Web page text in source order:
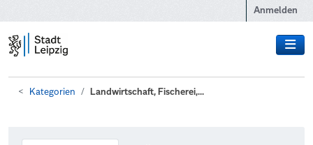
Anmelden
Kategorien Landwirtschaft, Fischerei,...